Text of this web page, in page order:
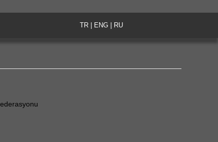
TR ENG RU